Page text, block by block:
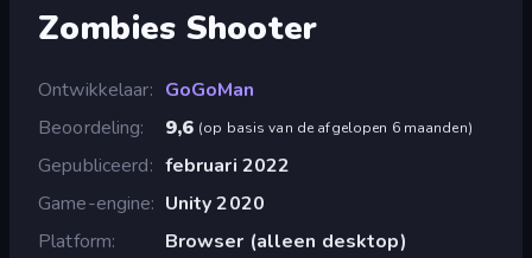
Zombies Shooter
Ontwikkelaar
GoGoMan
Beoordeling
9,6 (op basis van de afgelopen 6 maanden)
Gepubliceerd
februari 2022
Game-engine
Unity 2020
Platform
Browser (alleen desktop)